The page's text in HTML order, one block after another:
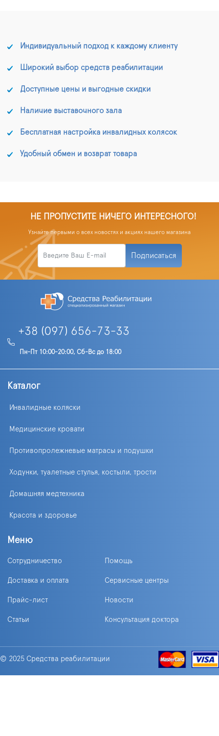
Индивидуальный подход к каждому клиенту
Широкий выбор средств реабилитации
Доступные цены и выгодные скидки
Наличие выставочного зала
Бесплатная настройка инвалидных колясок
Удобный обмен и возврат товара
НЕ ПРОПУСТИТЕ НИЧЕГО ИНТЕРЕСНОГО!
Узнайте первыми о всех новостях и акциях нашего магазина
Подписаться
+38 (097) 656-73-33
Пн-Пт 10:00-20:00, Сб-Вс до 18:00
Каталог
Инвалидные коляски
Медицинские кровати
Противопролежневые матрасы и подушки
Ходунки, туалетные стулья, костыли, трости
Домашняя медтехника
Красота и здоровье
Меню
Сотрудничество Помощь
Доставка и оплата Сервисные центры
Прайс-лист Новости
Статьи Консультация доктора
© 2025 Средства реабилитации